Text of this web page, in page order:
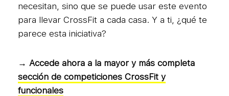
necesitan, sino que se puede usar este evento
para llevar CrossFit a cada casa. Y a ti, ¿qué te
parece esta iniciativa?
→ Accede ahora a la mayor y más completa
sección de competiciones CrossFit y
funcionales